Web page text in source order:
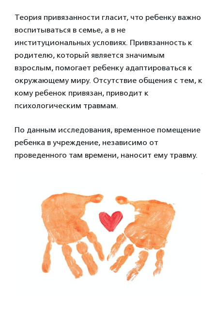
Теория привязанности гласит, что ребенку важно
воспитываться в семье, а в не
институциональных условиях. Привязанность к
родителю, который является значимым
взрослым, помогает ребенку адаптироваться к
окружающему миру. Отсутствие общения с тем, к
кому ребенок привязан, приводит к
психологическим травмам.
По данным исследования, временное помещение
ребенка в учреждение, независимо от
проведенного там времени, наносит ему травму.